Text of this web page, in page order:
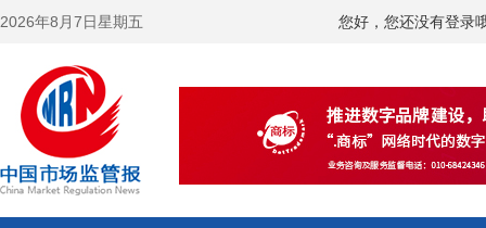
2026年8月7日星期五 您好，您还没有登录